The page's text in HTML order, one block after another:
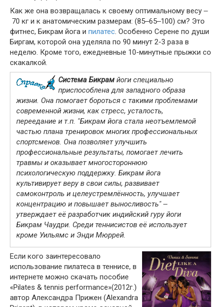
Как же она возвращалась к своему оптимальному весу ‒
70 кг и к анатомическим размерам: (85‒65‒100) см? Это
фитнес, Бикрам йога и пилатес. Особенно Серене по души
Биргам, которой она уделяла по 90 минут 2-3 раза в
неделю. Кроме того, ежедневные 10-минутные прыжки со
скакалкой.
Система Бикрам йоги специально
приспособлена для западного образа
жизни. Она помогает бороться с такими проблемами
современной жизни, как стресс, усталость,
переедание и т.п. "Бикрам йога стала неотъемлемой
частью плана тренировок многих профессиональных
спортсменов. Она позволяет улучшить
профессиональные результаты, помогает лечить
травмы и оказывает многостороннюю
психологическую поддержку. Бикрам йога
культивирует веру в свои силы, развивает
самоконтроль и целеустремлённость, улучшает
концентрацию и повышает выносливость" ‒
утверждает её разработчик индийский гуру йоги
Бикрам Чаудри. Среди теннисистов её использует
кроме Уильямс и Энди Мюррей.
Если кого заинтересовало
использование пилатеса в теннисе, в
интернете можно скачать пособие
«Pilates & tennis performance»(2012г.)
автор Александра Прижен (Alexandra